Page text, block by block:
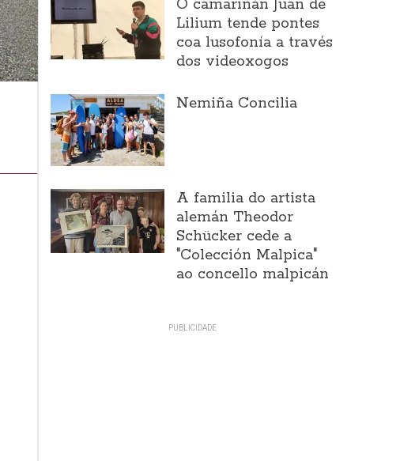
O camariñán Juan de
Lilium tende pontes
coa lusofonía a través
dos videoxogos
Nemiña Concilia
A familia do artista
alemán Theodor
Schücker cede a
"Colección Malpica"
ao concello malpicán